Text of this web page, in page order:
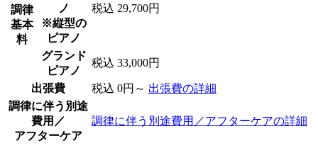
調律
基本
料
ノ
※縦型の
ピアノ
税込 29,700円
グランド
ピアノ
税込 33,000円
出張費 税込 0円～ 出張費の詳細
調律に伴う別途
費用／
アフターケア
調律に伴う別途費用／アフターケアの詳細